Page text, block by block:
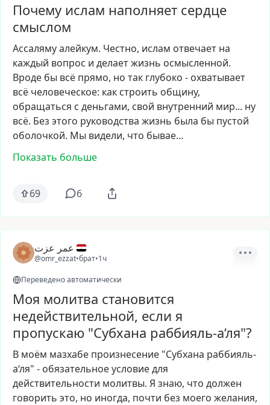
Почему ислам наполняет сердце
смыслом
Ассалямуалейкум. Честно, ислам отвечает на
каждый вопрос и делаетжизнь осмысленной.
Вроде бы всё прямо, но так глубоко - охватывает
всё человеческое: как строить общину,
обращаться с деньгами, свой внутренний мир... ну
всё. Без этого руководства жизнь была бы пустой
оболочкой. Мы видели, что бывае…
Показать больше
69 6
عمر عزت
@omr_ezzat•брат•1ч
Переведено автоматически
Моя молитва становится
недействительной, если я
пропускаю "Субхана раббияль-а‘ля"?
В моём мазхабе произнесение "Субхана раббияль-
а‘ля" - обязательноеусловиедля
действительности молитвы. Я знаю, что должен
говорить это, но иногда, почти без моего желания,